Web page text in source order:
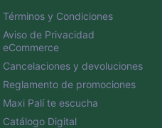
Términos y Condiciones
Aviso de Privacidad
eCommerce
Cancelaciones y devoluciones
Reglamento de promociones
Maxi Palí te escucha
Catálogo Digital